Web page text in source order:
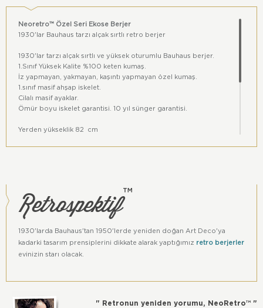
Neoretro™ Özel Seri Ekose Berjer
1930'lar Bauhaus tarzı alçak sırtlı retro berjer
1930'lar tarzı alçak sırtlı ve yüksek oturumlu Bauhaus berjer.
1.Sınıf Yüksek Kalite %100 keten kumaş.
İz yapmayan, yakmayan, kaşıntı yapmayan özel kumaş.
1.sınıf masif ahşap iskelet.
Cilalı masif ayaklar.
Ömür boyu iskelet garantisi. 10 yıl sünger garantisi.
Yerden yükseklik 82 cm
Renkler dijital ortam ile gerçek ortamlar arasında farklıklar
içerebilir.
Bu ürün Retrospektif™ grubu ürünüdür. Tüm hakları Atölye
Retrospektif™
1930'larda Bauhaus'tan 1950'lerde yeniden doğan Art Deco'ya
kadarki tasarım prensiplerini dikkate alarak yaptığımız retro berjerler
evinizin starı olacak.
" Retronun yeniden yorumu, NeoRetro™ "